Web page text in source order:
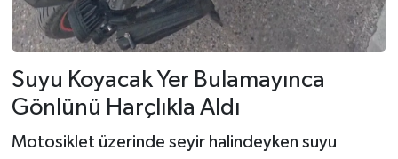
Suyu Koyacak Yer Bulamayınca
Gönlünü Harçlıkla Aldı
Motosiklet üzerinde seyir halindeyken suyu